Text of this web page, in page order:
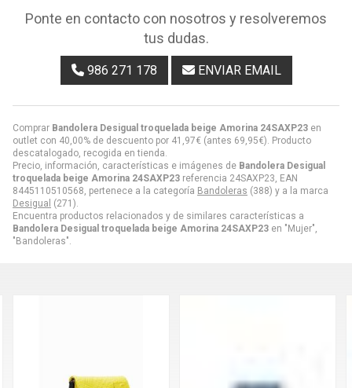
Comprar Bandolera Desigual troquelada beige Amorina 24SAXP23 en
outlet con 40,00% de descuento por 41,97€ (antes 69,95€). Producto
descatalogado, recogida en tienda.
Precio, información, características e imágenes de Bandolera Desigual
troquelada beige Amorina 24SAXP23 referencia 24SAXP23, EAN
8445110510568, pertenece a la categoría Bandoleras (388) y a la marca
Desigual (271).
Encuentra productos relacionados y de similares características a
Bandolera Desigual troquelada beige Amorina 24SAXP23 en "Mujer",
"Bandoleras".
Ponte en contacto con nosotros y resolveremos
tus dudas.
986 271 178 ENVIAR EMAIL